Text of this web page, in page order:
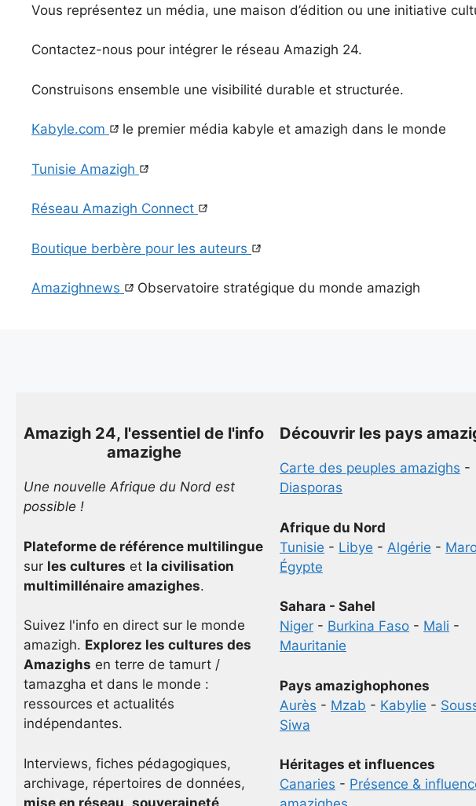
Vous représentez un média, une maison d’édition ou une initiative
Contactez-nous pour intégrer le réseau Amazigh 24.
Construisons ensemble une visibilité durable et structurée.
Kabyle.com le premier média kabyle et amazigh dans le monde
Tunisie Amazigh
Réseau Amazigh Connect
Boutique berbère pour les auteurs
Amazighnews Observatoire stratégique du monde amazigh
Amazigh 24, l'essentiel de l'info
amazighe
Une nouvelle Afrique du Nord est
possible !
Plateforme de référence multilingue
sur les cultures et la civilisation
multimillénaire amazighes.
Suivez l'info en direct sur le monde
amazigh. Explorez les cultures des
Amazighs en terre de tamurt /
tamazgha et dans le monde :
ressources et actualités
indépendantes.
Interviews, fiches pédagogiques,
archivage, répertoires de données,
mise en réseau souveraineté
Découvrir les pays
Carte des peuples amazighs -
Diasporas
Afrique du Nord
Tunisie - Libye - Algérie -
Égypte
Sahara - Sahel
Niger - Burkina Faso - Mali -
Mauritanie
Pays amazighophones
Aurès - Mzab - Kabylie -
Siwa
Héritages et influences
Canaries - Présence &